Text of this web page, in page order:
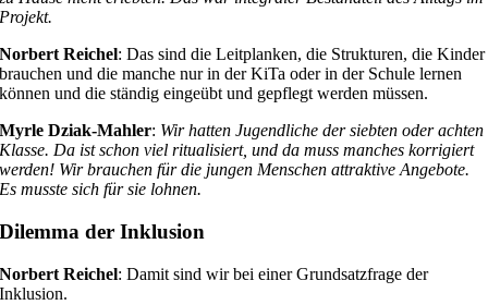
Projekt.
Norbert Reichel: Das sind die Leitplanken, die Strukturen, die Kinder
brauchen und die manche nur in der KiTa oder in der Schule lernen
können und die ständig eingeübt und gepflegt werden müssen.
Myrle Dziak-Mahler: Wir hatten Jugendliche der siebten oder achten
Klasse. Da ist schon viel ritualisiert, und da muss manches korrigiert
werden! Wir brauchen für die jungen Menschen attraktive Angebote.
Es musste sich für sie lohnen.
Dilemma der Inklusion
Norbert Reichel: Damit sind wir bei einer Grundsatzfrage der
Inklusion.